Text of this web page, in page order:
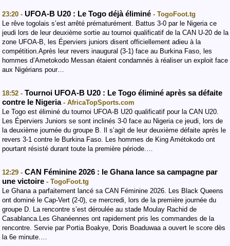
23:20 - UFOA-B U20 : Le Togo déjà éliminé - TogoFoot.tg
Le rêve togolais s’est arrêté prématurément. Battus 3-0 par le Nigeria ce
jeudi lors de leur deuxième sortie au tournoi qualificatif de la CAN U-20 de la
zone UFOA-B, les Éperviers juniors disent officiellement adieu à la
compétition.Après leur revers inaugural (3-1) face au Burkina Faso, les
hommes d’Ametokodo Messan étaient condamnés à réaliser un exploit face
aux Nigérians pour…
18:52 - Tournoi UFOA-B U20 : Le Togo éliminé après sa défaite
contre le Nigeria - AfricaTopSports.com
Le Togo est éliminé du tournoi UFOA-B U20 qualificatif pour la CAN U20.
Les Éperviers Juniors se sont inclinés 3-0 face au Nigeria ce jeudi, lors de
la deuxième journée du groupe B. Il s’agit de leur deuxième défaite après le
revers 3-1 contre le Burkina Faso. Les hommes de King Amétokodo ont
pourtant résisté durant toute la première période.…
12:29 - CAN Féminine 2026 : le Ghana lance sa campagne par
une victoire - TogoFoot.tg
Le Ghana a parfaitement lancé sa CAN Féminine 2026. Les Black Queens
ont dominé le Cap-Vert (2-0), ce mercredi, lors de la première journée du
groupe D. La rencontre s’est déroulée au stade Moulay Rachid de
Casablanca.Les Ghanéennes ont rapidement pris les commandes de la
rencontre. Servie par Portia Boakye, Doris Boaduwaa a ouvert le score dès
la 6e minute.…